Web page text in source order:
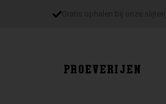
PROEVERIJEN